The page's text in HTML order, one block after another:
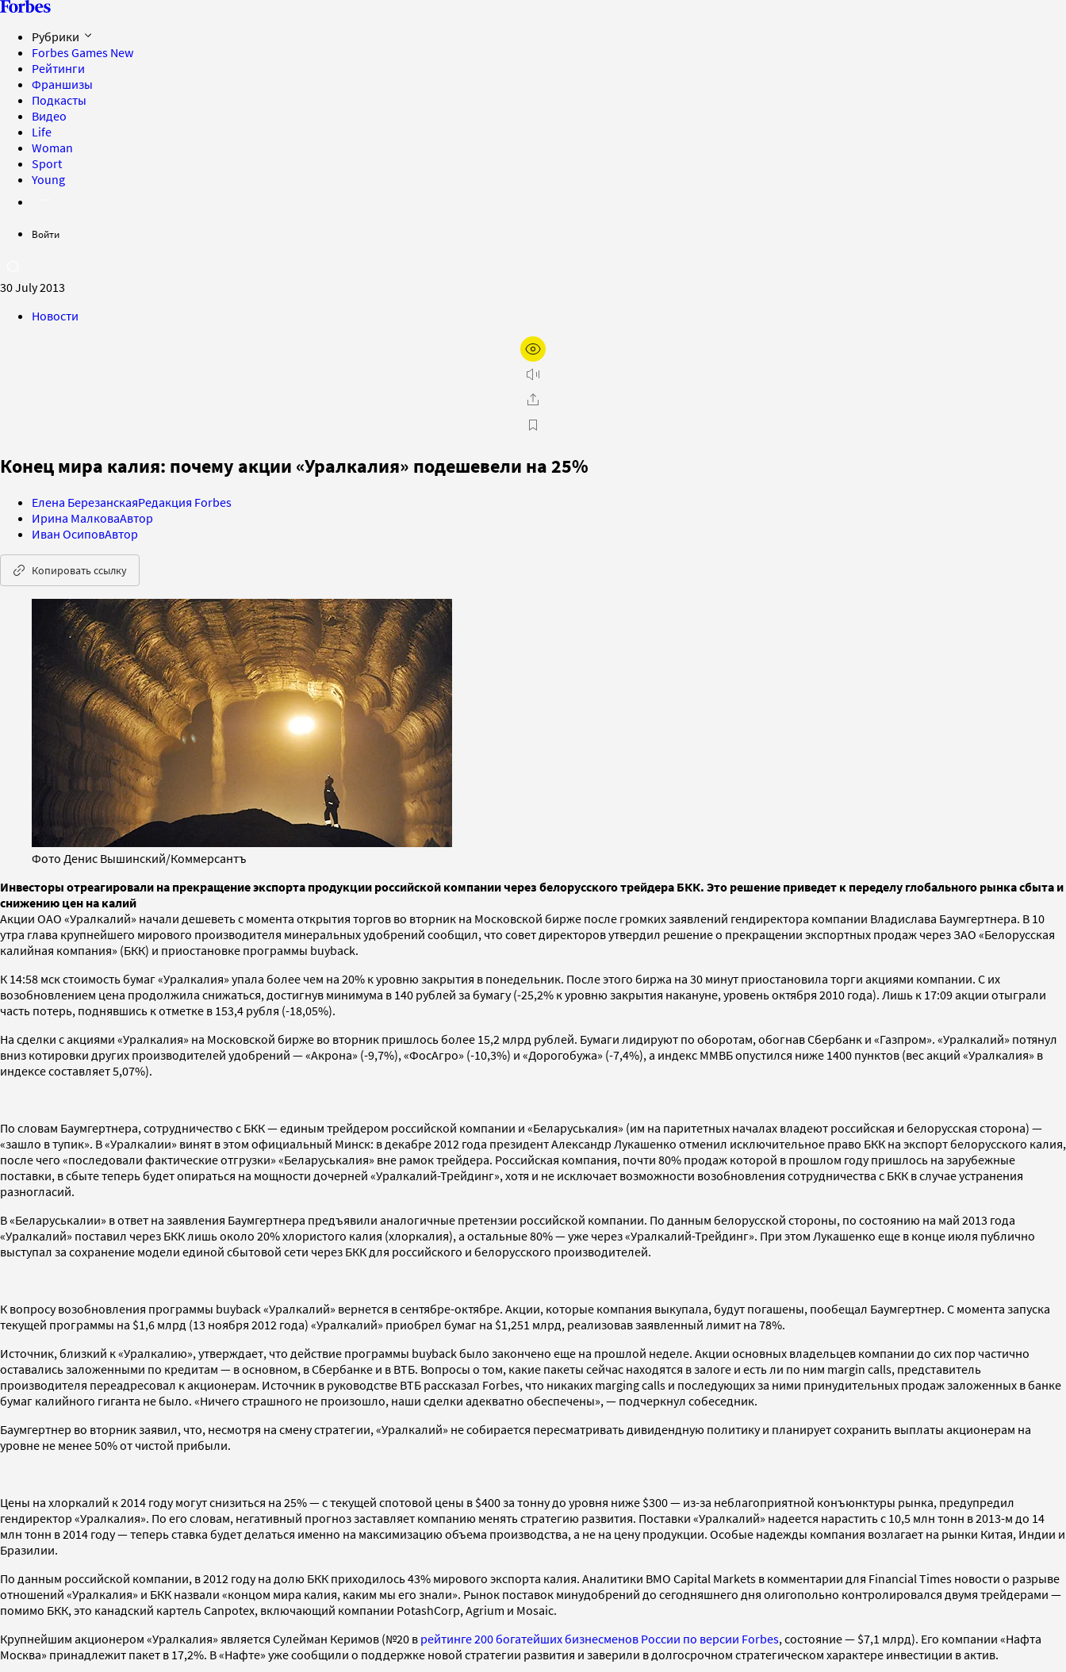
Рубрики
Forbes Games New
Рейтинги
Франшизы
Подкасты
Видео
Life
Woman
Sport
Young
Войти
30 July 2013
Новости
Конец мира калия: почему акции «Уралкалия» подешевели на 25%
Елена БерезанскаяРедакция Forbes
Ирина МалковаАвтор
Иван ОсиповАвтор
Копировать ссылку
Фото Денис Вышинский/Коммерсантъ
Инвесторы отреагировали на прекращение экспорта продукции российской компании через белорусского трейдера БКК. Это решение приведет к переделу глобального рынка сбыта и
снижению цен на калий
Акции ОАО «Уралкалий» начали дешеветь с момента открытия торгов во вторник на Московской бирже после громких заявлений гендиректора компании Владислава Баумгертнера. В 10
утра глава крупнейшего мирового производителя минеральных удобрений сообщил, что совет директоров утвердил решение о прекращении экспортных продаж через ЗАО «Белорусская
калийная компания» (БКК) и приостановке программы buyback.
К 14:58 мск стоимость бумаг «Уралкалия» упала более чем на 20% к уровню закрытия в понедельник. После этого биржа на 30 минут приостановила торги акциями компании. С их
возобновлением цена продолжила снижаться, достигнув минимума в 140 рублей за бумагу (-25,2% к уровню закрытия накануне, уровень октября 2010 года). Лишь к 17:09 акции отыграли
часть потерь, поднявшись к отметке в 153,4 рубля (-18,05%).
На сделки с акциями «Уралкалия» на Московской бирже во вторник пришлось более 15,2 млрд рублей. Бумаги лидируют по оборотам, обогнав Сбербанк и «Газпром». «Уралкалий» потянул
вниз котировки других производителей удобрений — «Акрона» (-9,7%), «ФосАгро» (-10,3%) и «Дорогобужа» (-7,4%), а индекс ММВБ опустился ниже 1400 пунктов (вес акций «Уралкалия» в
индексе составляет 5,07%).
По словам Баумгертнера, сотрудничество с БКК — единым трейдером российской компании и «Беларуськалия» (им на паритетных началах владеют российская и белорусская сторона) —
«зашло в тупик». В «Уралкалии» винят в этом официальный Минск: в декабре 2012 года президент Александр Лукашенко отменил исключительное право БКК на экспорт белорусского калия,
после чего «последовали фактические отгрузки» «Беларуськалия» вне рамок трейдера. Российская компания, почти 80% продаж которой в прошлом году пришлось на зарубежные
поставки, в сбыте теперь будет опираться на мощности дочерней «Уралкалий-Трейдинг», хотя и не исключает возможности возобновления сотрудничества с БКК в случае устранения
разногласий.
В «Беларуськалии» в ответ на заявления Баумгертнера предъявили аналогичные претензии российской компании. По данным белорусской стороны, по состоянию на май 2013 года
«Уралкалий» поставил через БКК лишь около 20% хлористого калия (хлоркалия), а остальные 80% — уже через «Уралкалий-Трейдинг». При этом Лукашенко еще в конце июля публично
выступал за сохранение модели единой сбытовой сети через БКК для российского и белорусского производителей.
К вопросу возобновления программы buyback «Уралкалий» вернется в сентябре-октябре. Акции, которые компания выкупала, будут погашены, пообещал Баумгертнер. С момента запуска
текущей программы на $1,6 млрд (13 ноября 2012 года) «Уралкалий» приобрел бумаг на $1,251 млрд, реализовав заявленный лимит на 78%.
Источник, близкий к «Уралкалию», утверждает, что действие программы buyback было закончено еще на прошлой неделе. Акции основных владельцев компании до сих пор частично
оставались заложенными по кредитам — в основном, в Сбербанке и в ВТБ. Вопросы о том, какие пакеты сейчас находятся в залоге и есть ли по ним margin calls, представитель
производителя переадресовал к акционерам. Источник в руководстве ВТБ рассказал Forbes, что никаких marging calls и последующих за ними принудительных продаж заложенных в банке
бумаг калийного гиганта не было. «Ничего страшного не произошло, наши сделки адекватно обеспечены», — подчеркнул собеседник.
Баумгертнер во вторник заявил, что, несмотря на смену стратегии, «Уралкалий» не собирается пересматривать дивидендную политику и планирует сохранить выплаты акционерам на
уровне не менее 50% от чистой прибыли.
Цены на хлоркалий к 2014 году могут снизиться на 25% — с текущей спотовой цены в $400 за тонну до уровня ниже $300 — из-за неблагоприятной конъюнктуры рынка, предупредил
гендиректор «Уралкалия». По его словам, негативный прогноз заставляет компанию менять стратегию развития. Поставки «Уралкалий» надеется нарастить с 10,5 млн тонн в 2013-м до 14
млн тонн в 2014 году — теперь ставка будет делаться именно на максимизацию объема производства, а не на цену продукции. Особые надежды компания возлагает на рынки Китая, Индии и
Бразилии.
По данным российской компании, в 2012 году на долю БКК приходилось 43% мирового экспорта калия. Аналитики BMO Capital Markets в комментарии для Financial Times новости о разрыве
отношений «Уралкалия» и БКК назвали «концом мира калия, каким мы его знали». Рынок поставок минудобрений до сегодняшнего дня олигопольно контролировался двумя трейдерами —
помимо БКК, это канадский картель Canpotex, включающий компании PotashCorp, Agrium и Mosaic.
Крупнейшим акционером «Уралкалия» является Сулейман Керимов (№20 в рейтинге 200 богатейших бизнесменов России по версии Forbes, состояние — $7,1 млрд). Его компании «Нафта
Москва» принадлежит пакет в 17,2%. В «Нафте» уже сообщили о поддержке новой стратегии развития и заверили в долгосрочном стратегическом характере инвестиции в актив.